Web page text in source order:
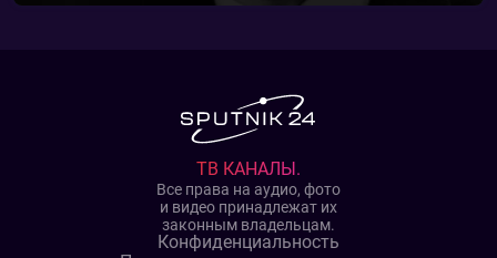
ТВ КАНАЛЫ.
Все права на аудио, фото
и видео принадлежат их
законным владельцам.
Конфиденциальность